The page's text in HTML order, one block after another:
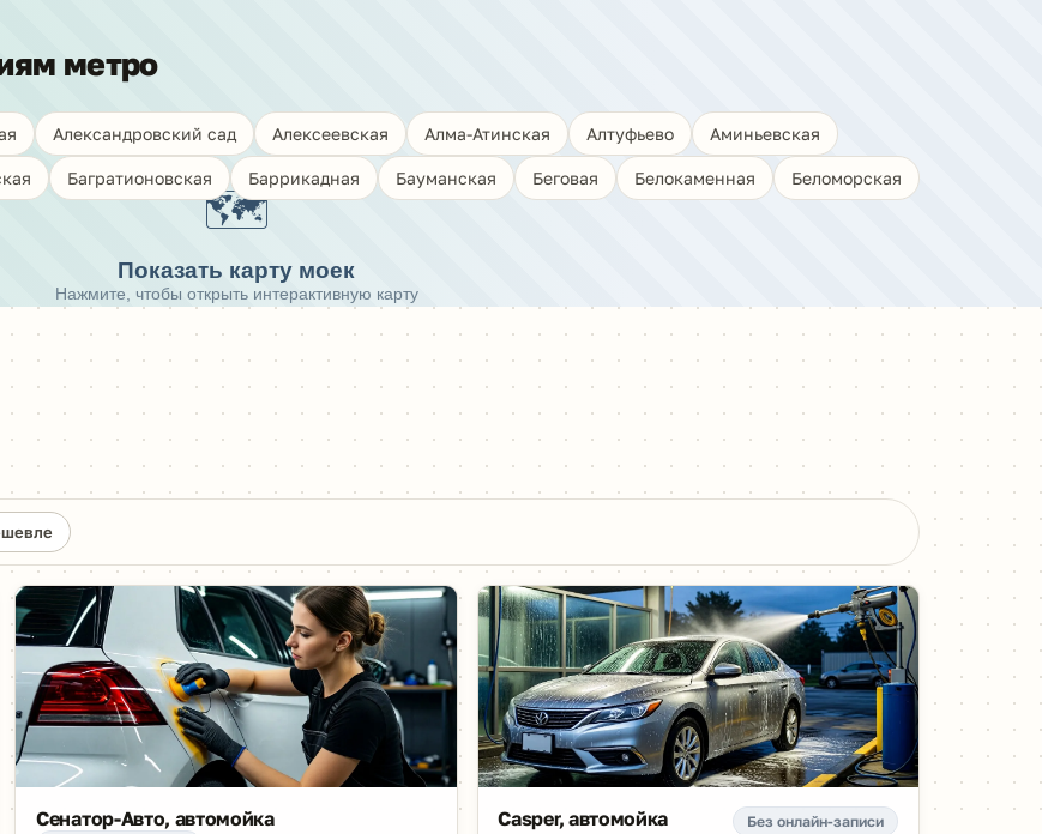
🗺️
Показать карту моек
Нажмите, чтобы открыть интерактивную карту
метро
Александровский сад Алексеевская Алма-Атинская Алтуфьево Аминьевская
Багратионовская Баррикадная Бауманская Беговая Белокаменная Беломорская
Сенатор-Авто, автомойка Casper, автомойка Без онлайн-записи